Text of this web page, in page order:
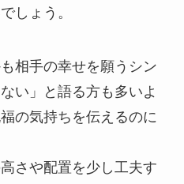
しょう。
相手の幸せを願うシン
い」と語る方も多いよ
の気持ちを伝えるのに
さや配置を少し工夫す